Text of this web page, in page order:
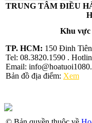
TRUNG TÂM ĐIỀU
Khu vực
TP. HCM: 150 Đinh
Tel: 08.3820.1590 .
Email:
Bản đồ địa điểm: Xem